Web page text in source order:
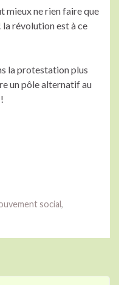
mieux ne rien faire que
révolution est à ce
la protestation plus
un pôle alternatif au
social,